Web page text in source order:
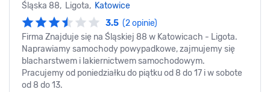
Śląska 88, Ligota, Katowice
3.5 (2 opinie)
Firma Znajduje się na Śląskiej 88 w Katowicach - Ligota.
Naprawiamy samochody powypadkowe, zajmujemy się
blacharstwem i lakiernictwem samochodowym.
Pracujemy od poniedziałku do piątku od 8 do 17 i w sobote
od 8 do 13.